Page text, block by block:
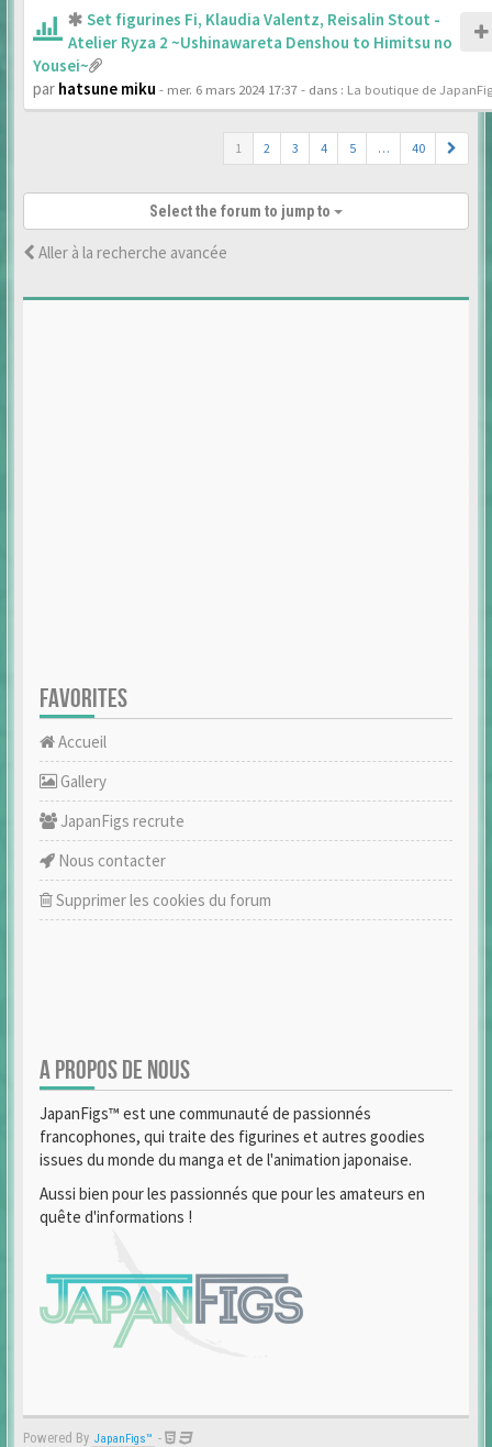
Set figurines Fi, Klaudia Valentz, Reisalin Stout -
Atelier Ryza 2 ~Ushinawareta Denshou to Himitsu no
Yousei~
par hatsune miku - mer. 6 mars 2024 17:37- dans : La boutique de
1 2 3 4 5 … 40
Select the forum to jump to
Aller à la recherche avancée
FAVORITES
Accueil
Gallery
JapanFigs recrute
Nous contacter
Supprimer les cookies du forum
A PROPOS DE NOUS
JapanFigs™ est une communauté de passionnés
francophones, qui traite des figurines et autres goodies
issues du monde du manga et de l'animation japonaise.
Aussi bien pour les passionnés que pour les amateurs en
quête d'informations !
Powered By JapanFigs™ -